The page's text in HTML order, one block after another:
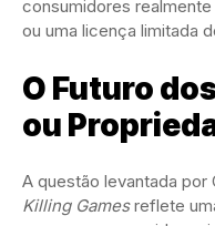
consumidores
ou uma licença limitada
O Futuro
ou
A questão levantada por
Killing Gamesreflete